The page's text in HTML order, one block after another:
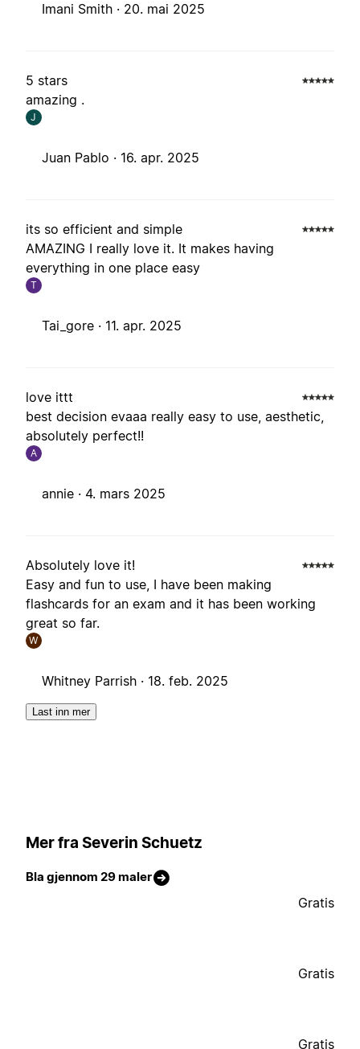
Imani Smith · 20. mai 2025
5 stars
amazing .
J
Juan Pablo · 16. apr. 2025
its so efficient and simple
AMAZING I really love it. It makes having
everything in one place easy
T
Tai_gore · 11. apr. 2025
love ittt
best decision evaaa really easy to use, aesthetic,
absolutely perfect!!
A
annie · 4. mars 2025
Absolutely love it!
Easy and fun to use, I have been making
flashcards for an exam and it has been working
great so far.
W
Whitney Parrish · 18. feb. 2025
Last inn mer
Mer fra Severin Schuetz
Bla gjennom 29 maler
Gratis
Gratis
Gratis